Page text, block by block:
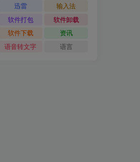
迅雷
输入法
软件打包
软件卸载
软件下载
资讯
语音转文字 语言